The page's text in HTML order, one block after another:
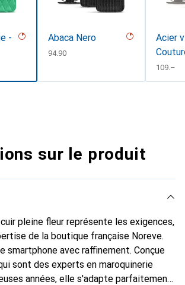
-
Abaca Nero
CHF
94.90
Acier
CHF
109.–
sur le produit
pleine fleur représente les exigences,
de la boutique française Noreve.
smartphone avec raffinement. Conçue
sont des experts en maroquinerie
années, elle s'adapte parfaitement